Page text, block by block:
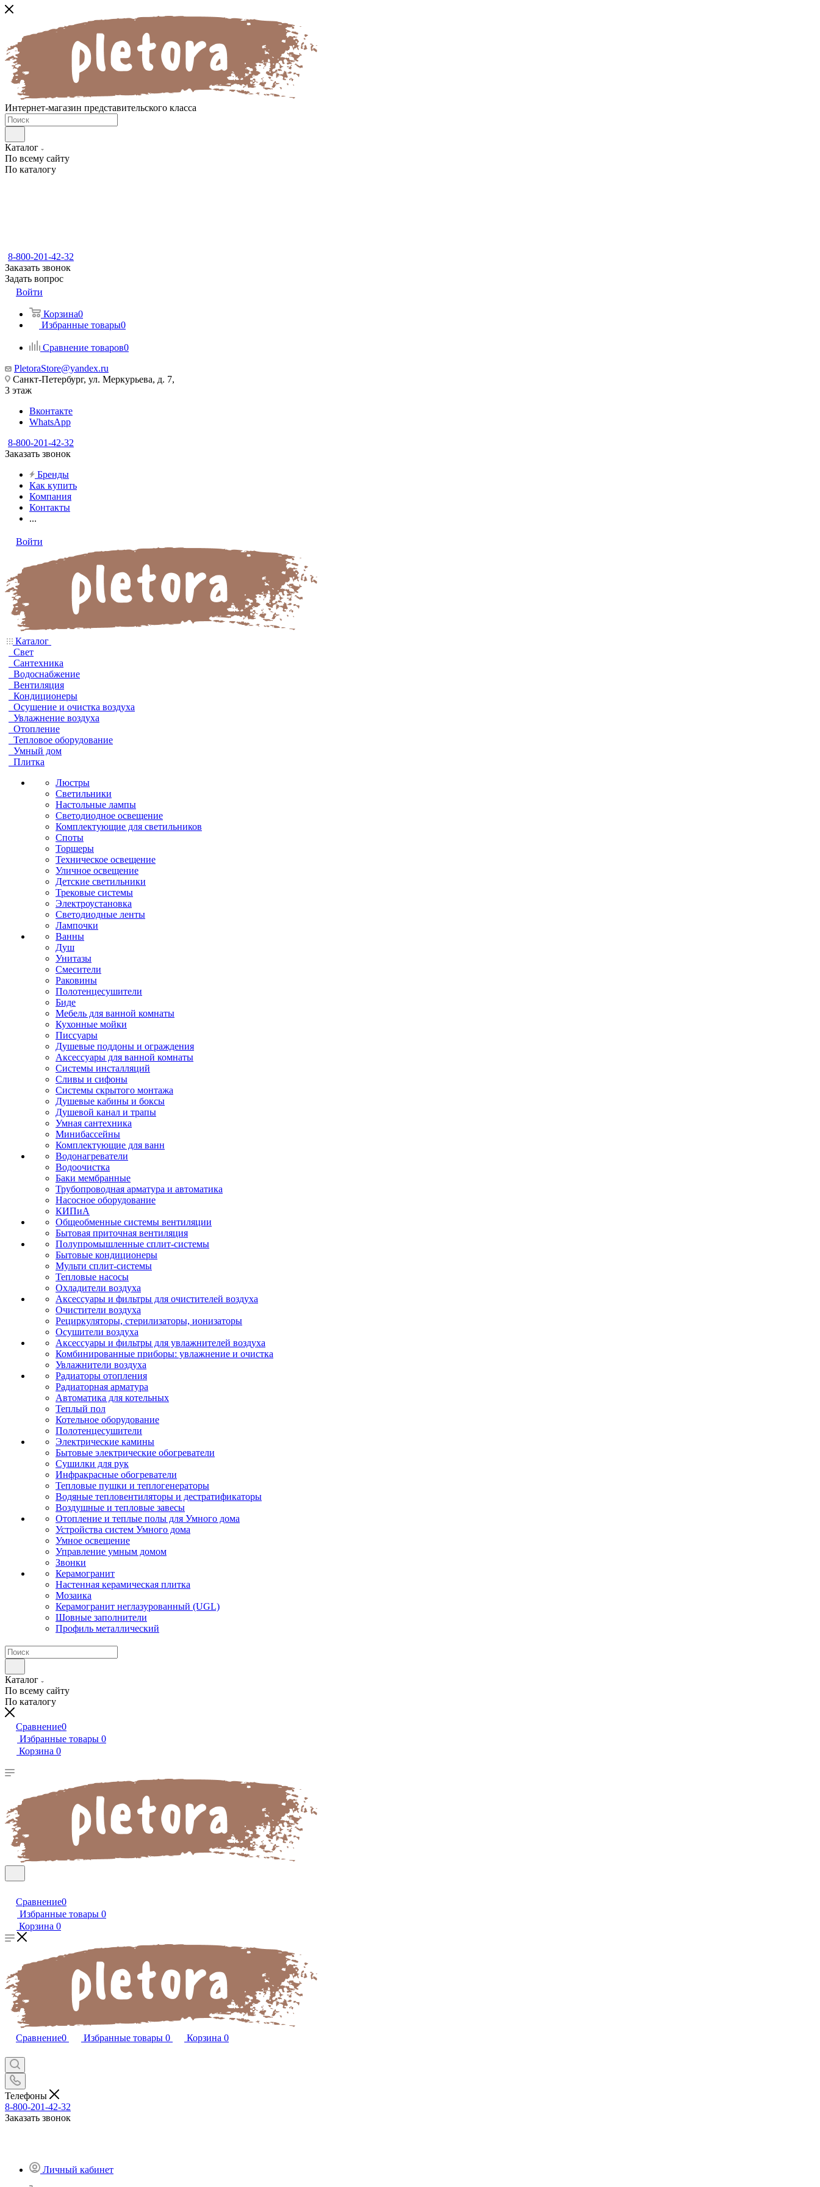
Интернет-магазин представительского класса
Каталог
По всему сайту
По каталогу
8-800-201-42-32
Заказать звонок
Задать вопрос
Войти
Корзина0
Избранные товары0
Сравнение товаров0
PletoraStore@yandex.ru
Санкт-Петербург, ул. Меркурьева, д. 7,
3 этаж
Вконтакте
WhatsApp
8-800-201-42-32
Заказать звонок
Бренды
Как купить
Компания
Контакты
...
Войти
Каталог
Свет
Сантехника
Водоснабжение
Вентиляция
Кондиционеры
Осушение и очистка воздуха
Увлажнение воздуха
Отопление
Тепловое оборудование
Умный дом
Плитка
Люстры
Светильники
Настольные лампы
Светодиодное освещение
Комплектующие для светильников
Споты
Торшеры
Техническое освещение
Уличное освещение
Детские светильники
Трековые системы
Электроустановка
Светодиодные ленты
Лампочки
Ванны
Душ
Унитазы
Смесители
Раковины
Полотенцесушители
Биде
Мебель для ванной комнаты
Кухонные мойки
Писсуары
Душевые поддоны и ограждения
Аксессуары для ванной комнаты
Системы инсталляций
Сливы и сифоны
Системы скрытого монтажа
Душевые кабины и боксы
Душевой канал и трапы
Умная сантехника
Минибассейны
Комплектующие для ванн
Водонагреватели
Водоочистка
Баки мембранные
Трубопроводная арматура и автоматика
Насосное оборудование
КИПиА
Общеобменные системы вентиляции
Бытовая приточная вентиляция
Полупромышленные сплит-системы
Бытовые кондиционеры
Мульти сплит-системы
Тепловые насосы
Охладители воздуха
Аксессуары и фильтры для очистителей воздуха
Очистители воздуха
Рециркуляторы, стерилизаторы, ионизаторы
Осушители воздуха
Аксессуары и фильтры для увлажнителей воздуха
Комбинированные приборы: увлажнение и очистка
Увлажнители воздуха
Радиаторы отопления
Радиаторная арматура
Автоматика для котельных
Теплый пол
Котельное оборудование
Полотенцесушители
Электрические камины
Бытовые электрические обогреватели
Сушилки для рук
Инфракрасные обогреватели
Тепловые пушки и теплогенераторы
Водяные тепловентиляторы и дестратификаторы
Воздушные и тепловые завесы
Отопление и теплые полы для Умного дома
Устройства систем Умного дома
Умное освещение
Управление умным домом
Звонки
Керамогранит
Настенная керамическая плитка
Мозаика
Керамогранит неглазурованный (UGL)
Шовные заполнители
Профиль металлический
Каталог
По всему сайту
По каталогу
Сравнение0
Избранные товары 0
Корзина 0
Сравнение0
Избранные товары 0
Корзина 0
Сравнение0 Избранные товары 0 Корзина 0
Телефоны
8-800-201-42-32
Заказать звонок
Личный кабинет